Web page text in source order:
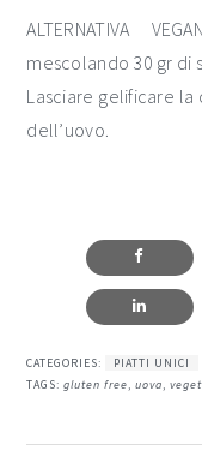
ALTERNATIVA
mescolando 30 gr di
Lasciare gelificare la
dell’uovo.
CATEGORIES:
PIATTI UNICI
TAGS:gluten free,uova,